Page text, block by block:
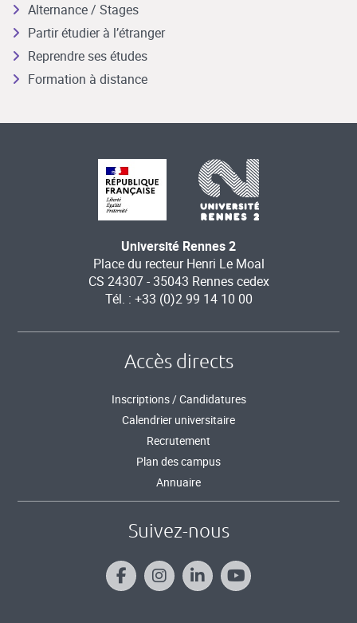
Alternance / Stages
Partir étudier à l’étranger
Reprendre ses études
Formation à distance
Université Rennes 2
Place du recteur Henri Le Moal
CS 24307 - 35043 Rennes cedex
Tél. : +33 (0)2 99 14 10 00
Accès directs
Inscriptions / Candidatures
Calendrier universitaire
Recrutement
Plan des campus
Annuaire
Suivez-nous